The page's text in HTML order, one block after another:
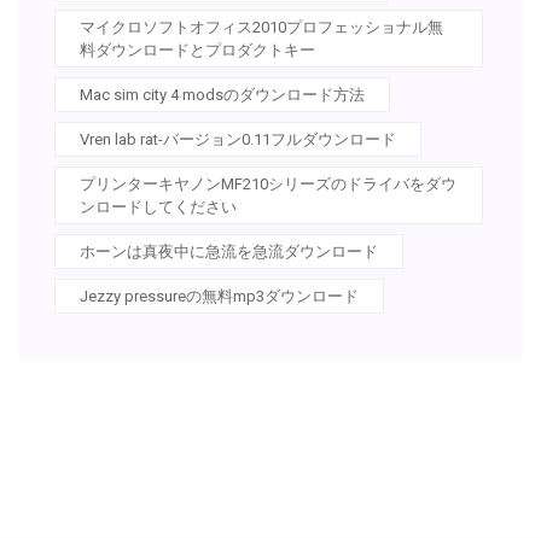
マイクロソフトオフィス2010プロフェッショナル無
料ダウンロードとプロダクトキー
Mac sim city 4 modsのダウンロード方法
Vren lab rat-バージョン0.11フルダウンロード
プリンターキヤノンMF210シリーズのドライバをダウ
ンロードしてください
ホーンは真夜中に急流を急流ダウンロード
Jezzy pressureの無料mp3ダウンロード